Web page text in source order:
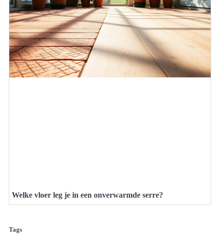
Welke vloer leg je in een onverwarmde serre?
Tags